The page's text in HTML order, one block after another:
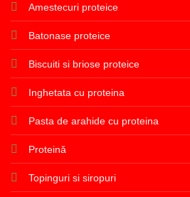
Amestecuri proteice
Batonase proteice
Biscuiti si briose proteice
Inghetata cu proteina
Pasta de arahide cu proteina
Proteină
Topinguri si siropuri